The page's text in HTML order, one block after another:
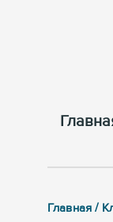
Главная /